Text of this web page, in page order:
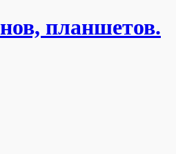
планшетов.